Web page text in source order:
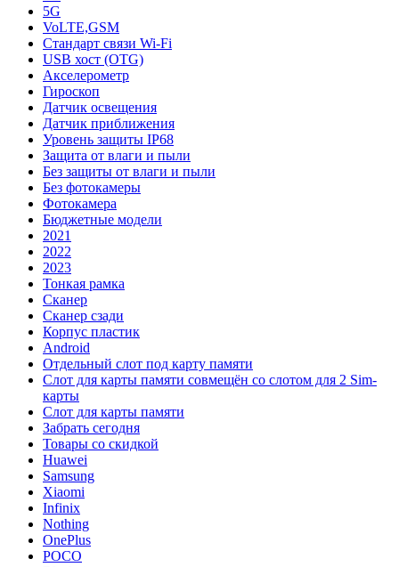
5G
VoLTE,GSM
Стандарт связи Wi-Fi
USB хост (OTG)
Акселерометр
Гироскоп
Датчик освещения
Датчик приближения
Уровень защиты IP68
Защита от влаги и пыли
Без защиты от влаги и пыли
Без фотокамеры
Фотокамера
Бюджетные модели
2021
2022
2023
Тонкая рамка
Сканер
Сканер сзади
Корпус пластик
Android
Отдельный слот под карту памяти
Слот для карты памяти совмещён со слотом для 2 Sim-
карты
Слот для карты памяти
Забрать сегодня
Товары со скидкой
Huawei
Samsung
Xiaomi
Infinix
Nothing
OnePlus
POCO